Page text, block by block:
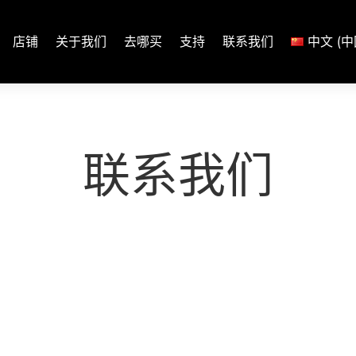
店铺 关于我们 去哪买 支持 联系我们 中文 (
联系我们